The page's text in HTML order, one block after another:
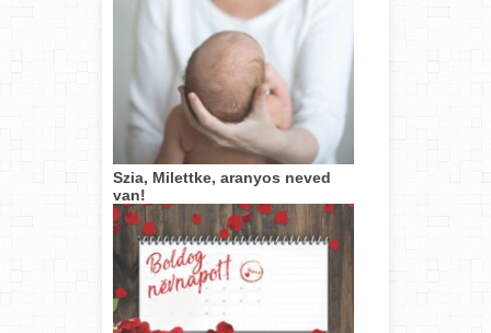
Szia, Milettke, aranyos neved
van!